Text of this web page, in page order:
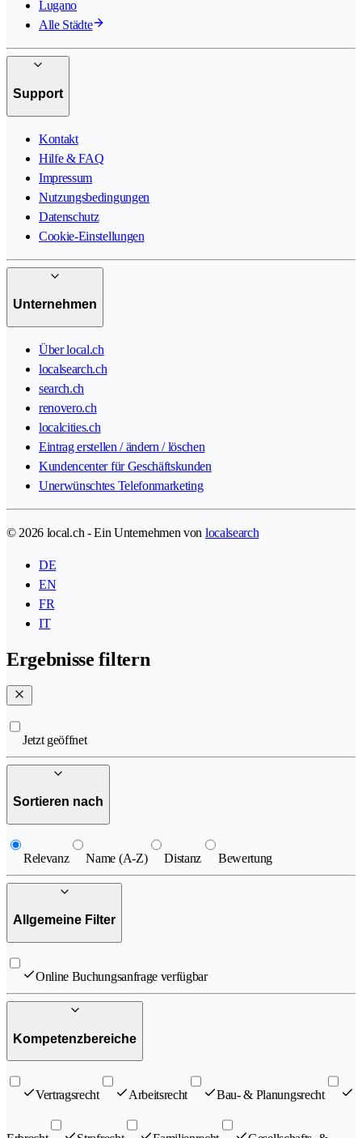
Lugano
Alle Städte
Support
Kontakt
Hilfe & FAQ
Impressum
Nutzungsbedingungen
Datenschutz
Cookie-Einstellungen
Unternehmen
Über local.ch
localsearch.ch
search.ch
renovero.ch
localcities.ch
Eintrag erstellen / ändern / löschen
Kundencenter für Geschäftskunden
Unerwünschtes Telefonmarketing
© 2026 local.ch - Ein Unternehmen von localsearch
DE
EN
FR
IT
Ergebnisse filtern
Jetzt geöffnet
Sortieren nach
Relevanz Name (A-Z) Distanz Bewertung
Allgemeine Filter
Online Buchungsanfrage verfügbar
Kompetenzbereiche
Vertragsrecht Arbeitsrecht Bau- & Planungsrecht